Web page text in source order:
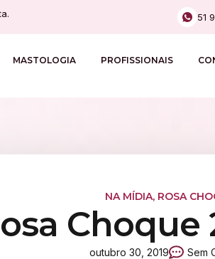
51
MASTOLOGIA PROFISSIONAIS
NA MÍDIA, ROSA
Choque
outubro 30, 2019 Sem